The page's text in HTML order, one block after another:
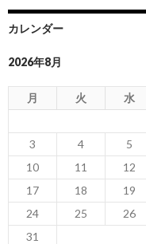
カレンダー
2026年8月
月 火 水
3
4 5
10
11 12
17
18 19
24
25 26
31